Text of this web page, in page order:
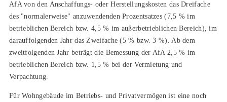
AfA von den Anschaffungs- oder Herstellungskosten das Dreifache
des "normalerweise" anzuwendenden Prozentsatzes (7,5 % im
betrieblichen Bereich bzw. 4,5 % im außerbetrieblichen Bereich), im
darauffolgenden Jahr das Zweifache (5 % bzw. 3 %). Ab dem
zweitfolgenden Jahr beträgt die Bemessung der AfA 2,5 % im
betrieblichen Bereich bzw. 1,5 % bei der Vermietung und
Verpachtung.
Für Wohngebäude im Betriebs- und Privatvermögen ist eine noch